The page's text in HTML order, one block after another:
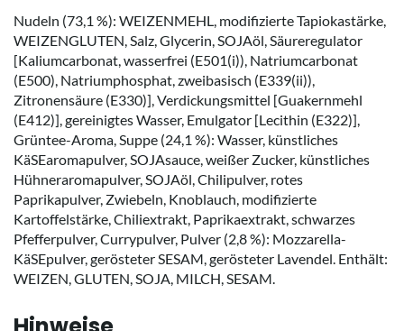
Nudeln (73,1 %): WEIZENMEHL, modifizierte Tapiokastärke,
WEIZENGLUTEN, Salz, Glycerin, SOJAöl, Säureregulator
[Kaliumcarbonat, wasserfrei (E501(i)), Natriumcarbonat
(E500), Natriumphosphat, zweibasisch (E339(ii)),
Zitronensäure (E330)], Verdickungsmittel [Guakernmehl
(E412)], gereinigtes Wasser, Emulgator [Lecithin (E322)],
Grüntee-Aroma, Suppe (24,1 %): Wasser, künstliches
KäSEaromapulver, SOJAsauce, weißer Zucker, künstliches
Hühneraromapulver, SOJAöl, Chilipulver, rotes
Paprikapulver, Zwiebeln, Knoblauch, modifizierte
Kartoffelstärke, Chiliextrakt, Paprikaextrakt, schwarzes
Pfefferpulver, Currypulver, Pulver (2,8 %): Mozzarella-
KäSEpulver, gerösteter SESAM, gerösteter Lavendel. Enthält:
WEIZEN, GLUTEN, SOJA, MILCH, SESAM.